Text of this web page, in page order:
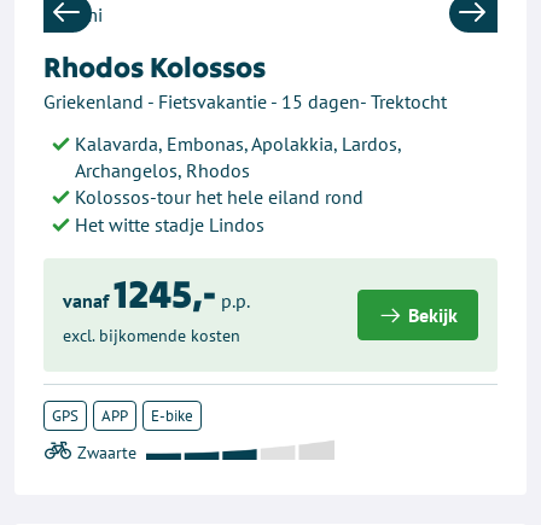
Previous Next
Rhodos Kolossos
Griekenland - Fietsvakantie - 15 dagen- Trektocht
Kalavarda, Embonas, Apolakkia, Lardos,
Archangelos, Rhodos
Kolossos-tour het hele eiland rond
Het witte stadje Lindos
vanaf 1245,- p.p.
excl. bijkomende kosten
Bekijk
GPS APP E-bike